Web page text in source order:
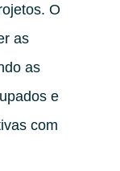
O
as
as
e
com